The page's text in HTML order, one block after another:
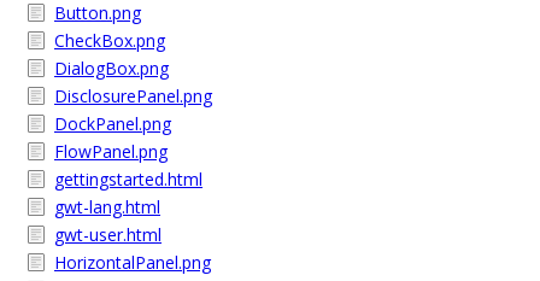
Button.png
CheckBox.png
DialogBox.png
DisclosurePanel.png
DockPanel.png
FlowPanel.png
gettingstarted.html
gwt-lang.html
gwt-user.html
HorizontalPanel.png